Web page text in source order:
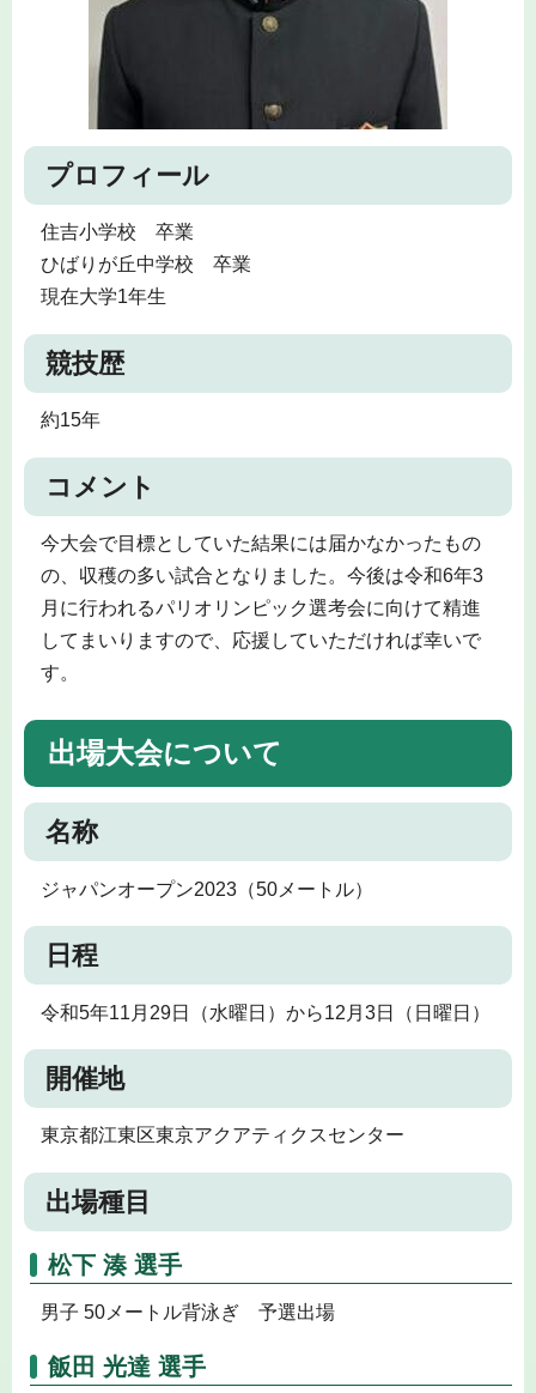
プロフィール
住吉小学校 卒業
ひばりが丘中学校 卒業
現在大学1年生
競技歴
約15年
コメント
今大会で目標としていた結果には届かなかったもの
の、収穫の多い試合となりました。今後は令和6年3
月に行われるパリオリンピック選考会に向けて精進
してまいりますので、応援していただければ幸いで
す。
出場大会について
名称
ジャパンオープン2023（50メートル）
日程
令和5年11月29日（水曜日）から12月3日（日曜日）
開催地
東京都江東区東京アクアティクスセンター
出場種目
松下 湊 選手
男子 50メートル背泳ぎ 予選出場
飯田 光達 選手